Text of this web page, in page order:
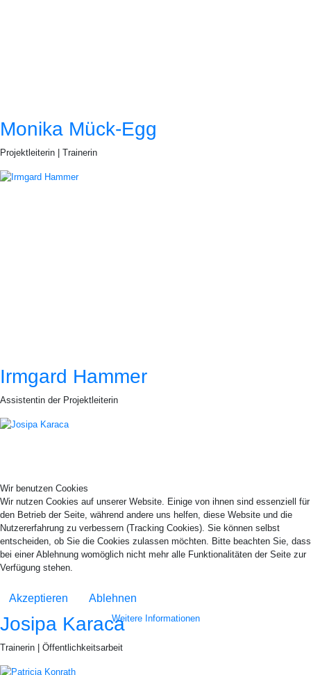
Wir benutzen Cookies
Wir nutzen Cookies auf unserer Website. Einige von ihnen sind essenziell für
den Betrieb der Seite, während andere uns helfen, diese Website und die
Nutzererfahrung zu verbessern (Tracking Cookies). Sie können selbst
entscheiden, ob Sie die Cookies zulassen möchten. Bitte beachten Sie, dass
bei einer Ablehnung womöglich nicht mehr alle Funktionalitäten der Seite zur
Verfügung stehen.
Akzeptieren Ablehnen
Weitere Informationen
Monika Mück-Egg
Projektleiterin | Trainerin
Irmgard Hammer
Assistentin der Projektleiterin
Josipa Karaca
Trainerin | Öffentlichkeitsarbeit